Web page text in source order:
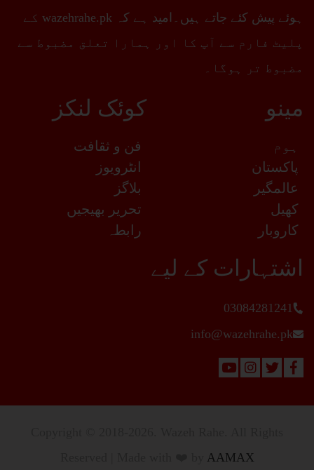
ہوئے پیش کئے جاتے ہیں۔امید ہے کہ wazehrahe.pk کے
پلیٹ فارم سے آپ کا اور ہمارا تعلق مضبوط سے
مضبوط تر ہوگا۔
مینو
ہوم
پاکستان
عالمگیر
کھیل
کاروبار
کوئک لنکز
فن و ثقافت
انٹرویوز
بلاگز
تحریر بھیجیں
رابطہ
اشتہارات کے لیے
03084281241
info@wazehrahe.pk
AAMAX